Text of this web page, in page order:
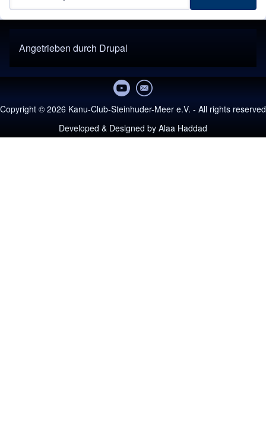
Angetrieben durch Drupal
Copyright © 2026 Kanu-Club-Steinhuder-Meer e.V. - All rights reserved
Developed & Designed by Alaa Haddad